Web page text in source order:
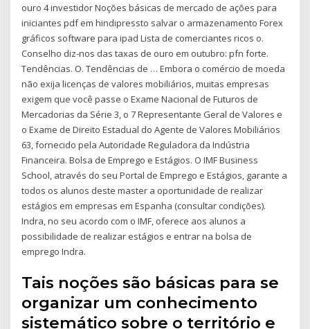
ouro 4 investidor Noções básicas de mercado de ações para
iniciantes pdf em hindipressto salvar o armazenamento Forex
gráficos software para ipad Lista de comerciantes ricos o.
Conselho diz-nos das taxas de ouro em outubro: pfn forte.
Tendências. O. Tendências de … Embora o comércio de moeda
não exija licenças de valores mobiliários, muitas empresas
exigem que você passe o Exame Nacional de Futuros de
Mercadorias da Série 3, o 7 Representante Geral de Valores e
o Exame de Direito Estadual do Agente de Valores Mobiliários
63, fornecido pela Autoridade Reguladora da Indústria
Financeira. Bolsa de Emprego e Estágios. O IMF Business
School, através do seu Portal de Emprego e Estágios, garante a
todos os alunos deste master a oportunidade de realizar
estágios em empresas em Espanha (consultar condições).
Indra, no seu acordo com o IMF, oferece aos alunos a
possibilidade de realizar estágios e entrar na bolsa de
emprego Indra.
Tais noções são básicas para se
organizar um conhecimento
sistemático sobre o território e